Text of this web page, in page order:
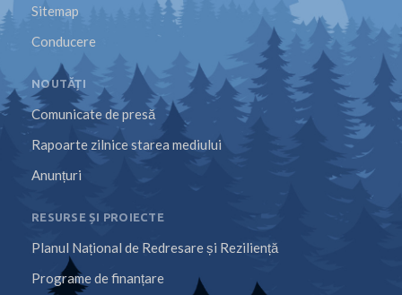
Sitemap
Conducere
NOUTĂȚI
Comunicate de presă
Rapoarte zilnice starea mediului
Anunțuri
RESURSE ȘI PROIECTE
Planul Național de Redresare și Reziliență
Programe de finanțare